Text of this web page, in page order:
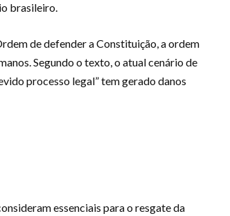
brasileiro.
de defender a Constituição, a ordem
Segundo o texto, o atual cenário de
processo legal” tem gerado danos
essenciais para o resgate da